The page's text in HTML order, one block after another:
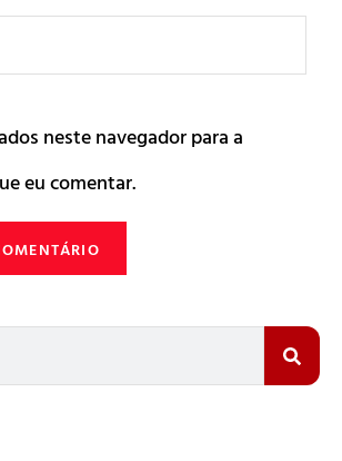
neste navegador para a
eu comentar.